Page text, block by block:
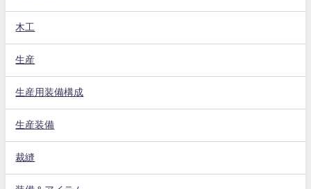
木工
生産
生産用装備構成
生産装備
裁縫